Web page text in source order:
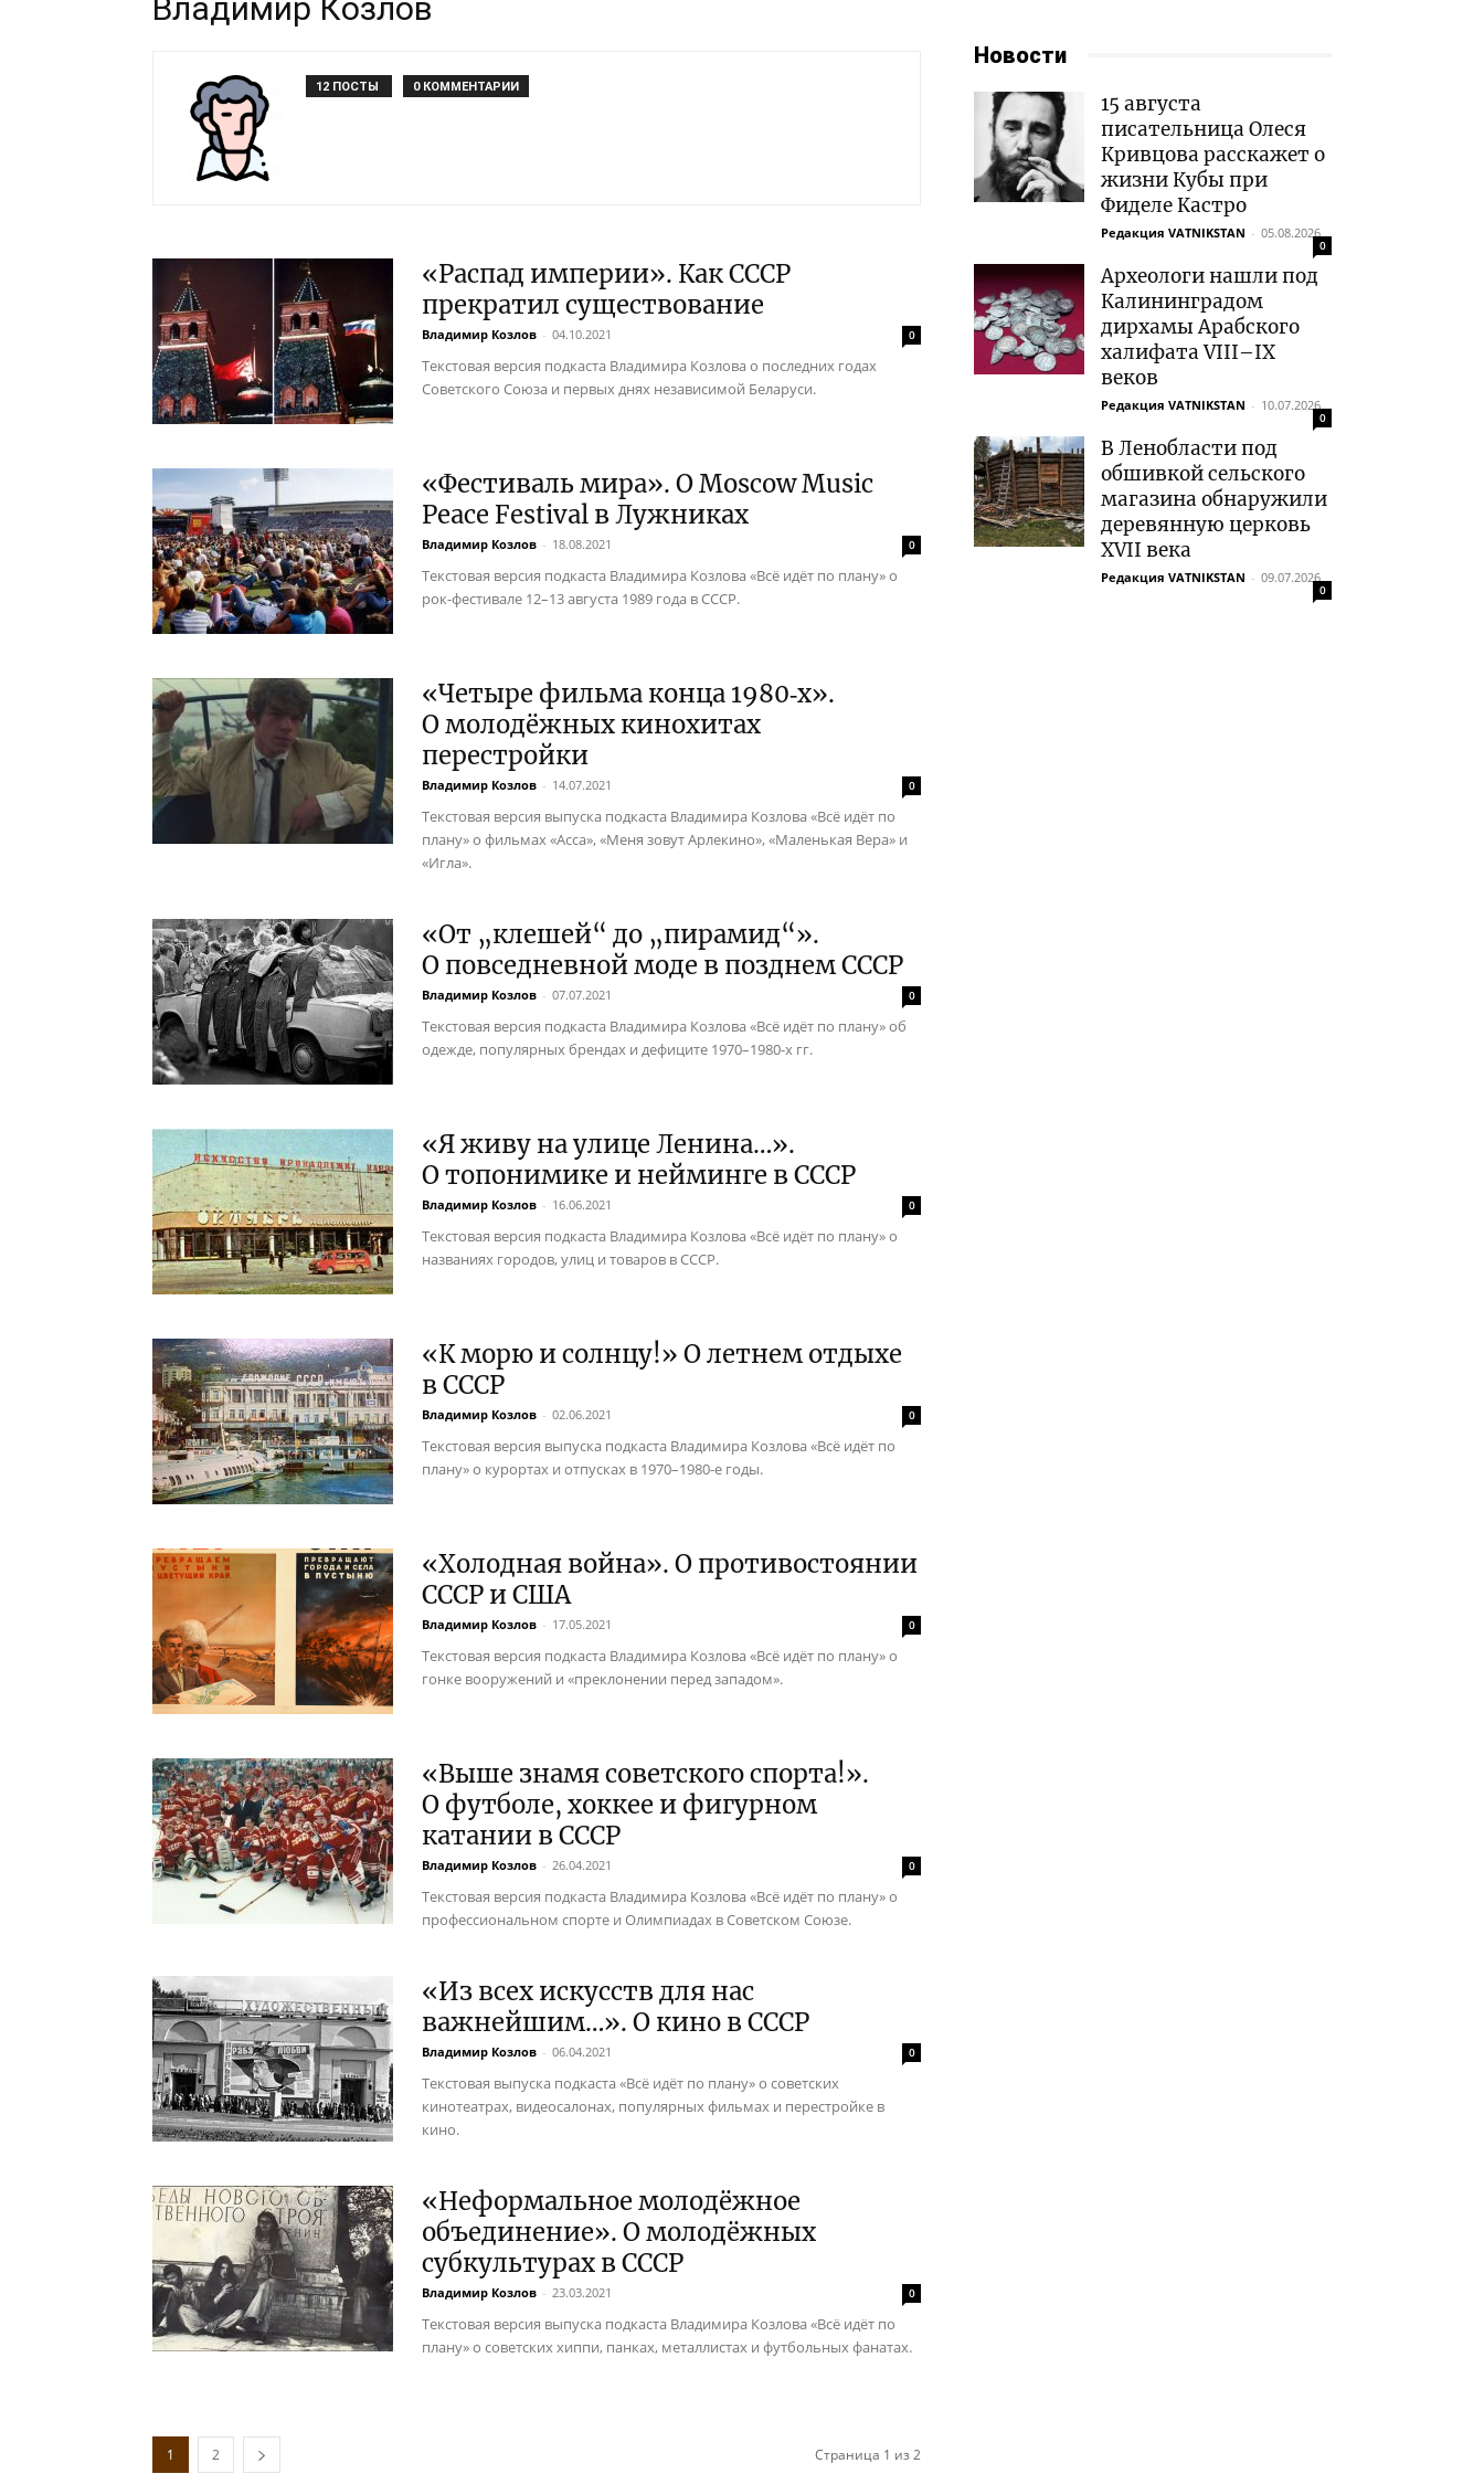
Владимир Козлов
12 ПОСТЫ 0 КОММЕНТАРИИ
«Распад империи». Как СССР
прекратил существование
Владимир Козлов - 04.10.2021 0
Текстовая версия подкаста Владимира Козлова о последних годах
Советского Союза и первых днях независимой Беларуси.
«Фестиваль мира». О Moscow Music
Peace Festival в Лужниках
Владимир Козлов - 18.08.2021 0
Текстовая версия подкаста Владимира Козлова «Всё идёт по плану» о
рок-фестивале 12–13 августа 1989 года в СССР.
«Четыре фильма конца 1980‑х».
О молодёжных кинохитах
перестройки
Владимир Козлов - 14.07.2021 0
Текстовая версия выпуска подкаста Владимира Козлова «Всё идёт по
плану» о фильмах «Асса», «Меня зовут Арлекино», «Маленькая Вера» и
«Игла».
«От „клешей“ до „пирамид“».
О повседневной моде в позднем СССР
Владимир Козлов - 07.07.2021 0
Текстовая версия подкаста Владимира Козлова «Всё идёт по плану» об
одежде, популярных брендах и дефиците 1970–1980-х гг.
«Я живу на улице Ленина…».
О топонимике и нейминге в СССР
Владимир Козлов - 16.06.2021 0
Текстовая версия подкаста Владимира Козлова «Всё идёт по плану» о
названиях городов, улиц и товаров в СССР.
«К морю и солнцу!» О летнем отдыхе
в СССР
Владимир Козлов - 02.06.2021 0
Текстовая версия выпуска подкаста Владимира Козлова «Всё идёт по
плану» о курортах и отпусках в 1970–1980-е годы.
«Холодная война». О противостоянии
СССР и США
Владимир Козлов - 17.05.2021 0
Текстовая версия подкаста Владимира Козлова «Всё идёт по плану» о
гонке вооружений и «преклонении перед западом».
«Выше знамя советского спорта!».
О футболе, хоккее и фигурном
катании в СССР
Владимир Козлов - 26.04.2021 0
Текстовая версия подкаста Владимира Козлова «Всё идёт по плану» о
профессиональном спорте и Олимпиадах в Советском Союзе.
«Из всех искусств для нас
важнейшим…». О кино в СССР
Владимир Козлов - 06.04.2021 0
Текстовая выпуска подкаста «Всё идёт по плану» о советских
кинотеатрах, видеосалонах, популярных фильмах и перестройке в
кино.
«Неформальное молодёжное
объединение». О молодёжных
субкультурах в СССР
Владимир Козлов - 23.03.2021 0
Текстовая версия выпуска подкаста Владимира Козлова «Всё идёт по
плану» о советских хиппи, панках, металлистах и футбольных фанатах.
1 2 Страница 1 из 2
Новости
15 августа
писательница Олеся
Кривцова расскажет о
жизни Кубы при
Фиделе Кастро
Редакция VATNIKSTAN - 05.08.2026
0
Археологи нашли под
Калининградом
дирхамы Арабского
халифата VIII–IX
веков
Редакция VATNIKSTAN - 10.07.2026
0
В Ленобласти под
обшивкой сельского
магазина обнаружили
деревянную церковь
XVII века
Редакция VATNIKSTAN - 09.07.2026
0